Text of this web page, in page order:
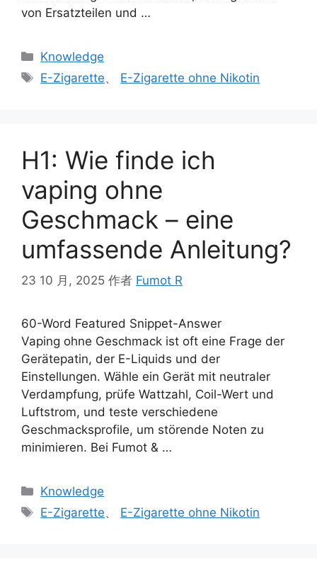
von Ersatzteilen und …
Knowledge
E-Zigarette、 E-Zigarette ohne Nikotin
H1: Wie finde ich
vaping ohne
Geschmack – eine
umfassende Anleitung?
23 10 月, 2025 作者 Fumot R
60-Word Featured Snippet-Answer
Vaping ohne Geschmack ist oft eine Frage der
Gerätepatin, der E-Liquids und der
Einstellungen. Wähle ein Gerät mit neutraler
Verdampfung, prüfe Wattzahl, Coil-Wert und
Luftstrom, und teste verschiedene
Geschmacksprofile, um störende Noten zu
minimieren. Bei Fumot & …
Knowledge
E-Zigarette、 E-Zigarette ohne Nikotin